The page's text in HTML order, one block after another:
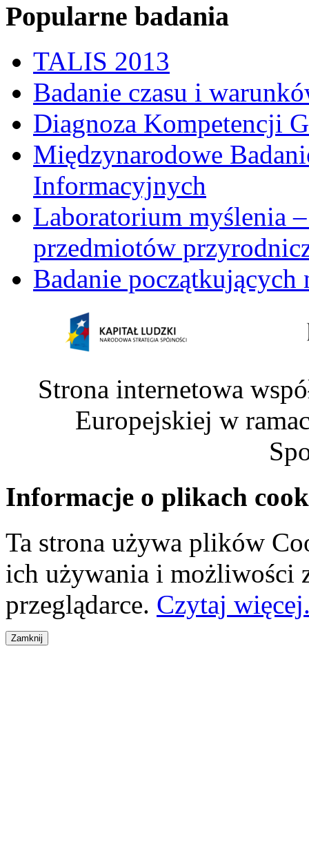
Popularne badania
TALIS 2013
Badanie czasu i
Diagnoza Kompetencji
Międzynarodowe
Informacyjnych
Laboratorium myślenia
przedmiotów
Badanie początkujących
Strona internetowa
Europejskiej w
Informacje o plikach
Ta strona używa plików
ich używania i możliwości
przeglądarce. Czytaj